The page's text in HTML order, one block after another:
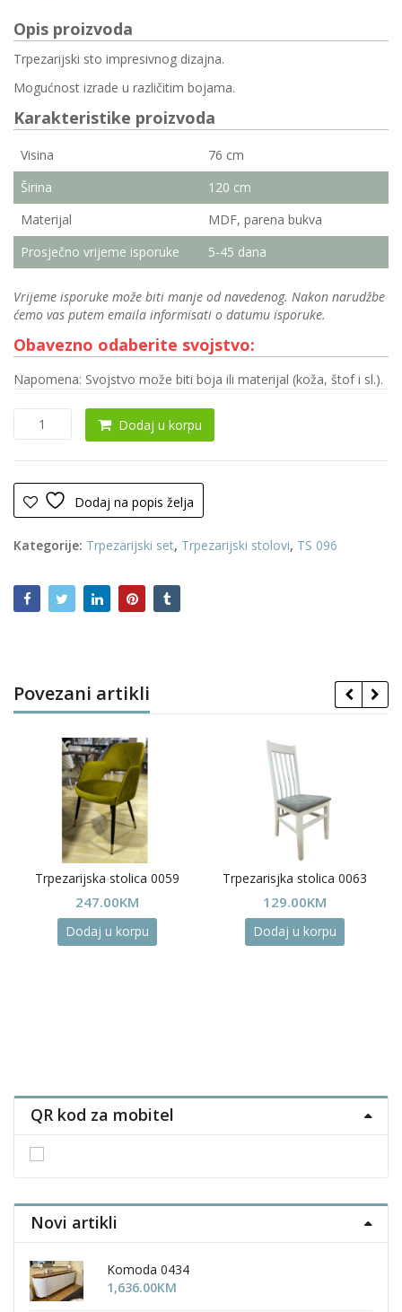
Opis proizvoda
Trpezarijski sto impresivnog dizajna.
Mogućnost izrade u različitim bojama.
Karakteristike proizvoda
Visina
76 cm
Širina
120 cm
Materijal
MDF, parena bukva
Prosječno vrijeme isporuke
5-45 dana
Vrijeme isporuke može biti manje od navedenog. Nakon narudžbe
ćemo vas putem emaila informisati o datumu isporuke.
Obavezno odaberite svojstvo:
Napomena: Svojstvo može biti boja ili materijal (koža, štof i sl.).
Trpezarijski
Dodaj u korpu
Dodaj na popis želja
Kategorije: Trpezarijski set, Trpezarijski stolovi, TS 096
Povezani artikli
Trpezarijska stolica 0059
247.00KM
Dodaj u korpu
Trpezarisjka stolica 0063
129.00KM
Dodaj u korpu
QR kod za mobitel
Novi artikli
Komoda 0434
1,636.00KM